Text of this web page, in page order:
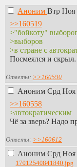
Аноним Втр Ноя
>>160519
>"бойкоту"
>выборов
>в стране с
Посмеялся и скрыл.
Ответы: >>160590
Аноним Срд Ноя
>>160558
>автократическим
Чё за зверь? Надо
Ответы: >>160612
Аноним Срд Ноя
17012540841840.jpg